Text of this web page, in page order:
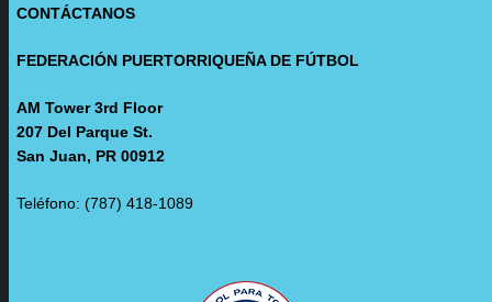
CONTÁCTANOS
FEDERACIÓN PUERTORRIQUEÑA DE FÚTBOL
AM Tower 3rd Floor
207 Del Parque St.
San Juan, PR 00912
Teléfono: (787) 418-1089